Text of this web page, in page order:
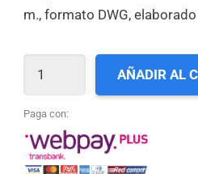
m., formato DWG,
23A_SUROESTE
PLAYA
BLANCA
cantidad
AÑADIR AL
Paga con: